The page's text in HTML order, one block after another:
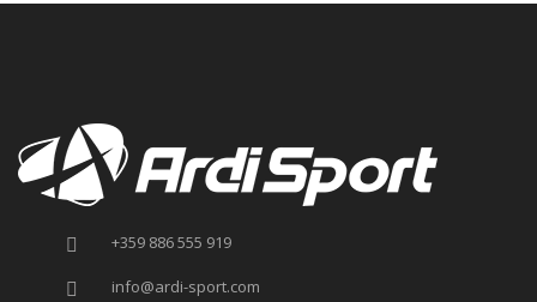
+359 886 555 919
info@ardi-sport.com